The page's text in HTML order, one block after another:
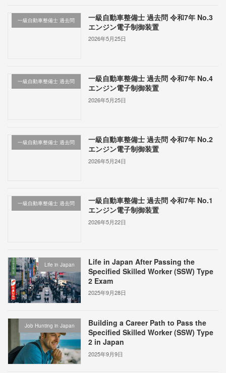
一級自動車整備士 過去問
一級自動車整備士 過去問 令和7年 No.3
エンジン電子制御装置
2026年5月25日
一級自動車整備士 過去問
一級自動車整備士 過去問 令和7年 No.4
エンジン電子制御装置
2026年5月25日
一級自動車整備士 過去問
一級自動車整備士 過去問 令和7年 No.2
エンジン電子制御装置
2026年5月24日
一級自動車整備士 過去問
一級自動車整備士 過去問 令和7年 No.1
エンジン電子制御装置
2026年5月22日
Life in Japan
Life in Japan After Passing the
Specified Skilled Worker (SSW) Type
2 Exam
2025年9月28日
Job Hunting in Japan
Building a Career Path to Pass the
Specified Skilled Worker (SSW) Type
2 in Japan
2025年9月9日